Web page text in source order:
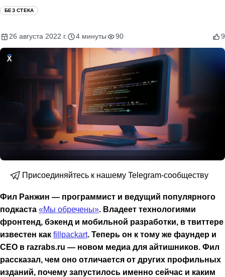
БЕЗ СТЕКА
26 августа 2022 г. 4 минуты 90 9
Присоединяйтесь к нашему Telegram-сообществу
Фил Ранжин — программист и ведущий популярного
подкаста «Мы обречены». Владеет технологиями
фронтенд, бэкенд и мобильной разработки, в твиттере
известен как fillpackart. Теперь он к тому же фаундер и
CEO в razrabs.ru — новом медиа для айтишников. Фил
рассказал, чем оно отличается от других профильных
изданий, почему запустилось именно сейчас и каким